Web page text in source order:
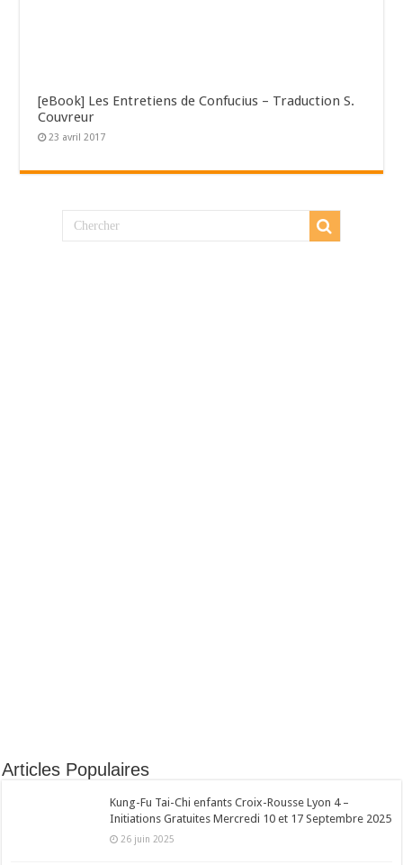
[eBook] Les Entretiens de Confucius – Traduction S.
Couvreur
23 avril 2017
Articles Populaires
Kung-Fu Tai-Chi enfants Croix-Rousse Lyon 4 –
Initiations Gratuites Mercredi 10 et 17 Septembre 2025
26 juin 2025